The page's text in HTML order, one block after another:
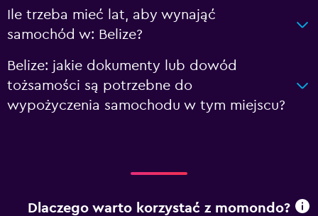
Ile trzeba mieć lat, aby wynająć
samochód w: Belize?
Belize: jakie dokumenty lub dowód
tożsamości są potrzebne do
wypożyczenia samochodu w tym miejscu?
Dlaczego warto korzystać z momondo?